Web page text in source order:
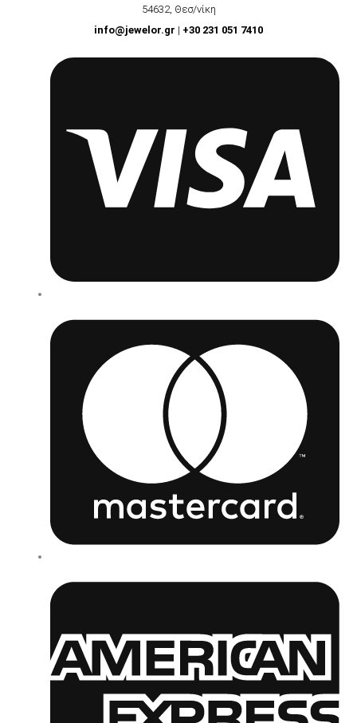
54632, Θεσ/νίκη
info@jewelor.gr | +30 231 051 7410